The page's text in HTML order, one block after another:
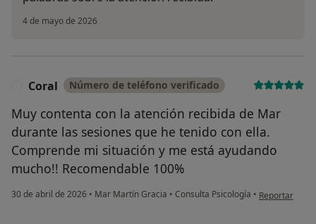
4 de mayo de 2026
Coral Número de teléfono verificado
Muy contenta con la atención recibida de Mar
durante las sesiones que he tenido con ella.
Comprende mi situación y me está ayudando
mucho!! Recomendable 100%
30 de abril de 2026 • Mar Martín Gracia • Consulta Psicología • en opinión
Reportar